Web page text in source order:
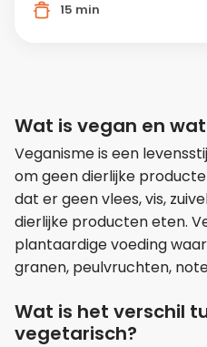
15 min
Wat is vegan en
Veganisme is een
om geen dierlijke
dat er geen vlees, vis,
dierlijke producten eten.
plantaardige voeding
granen, peulvruchten,
Wat is het verschil
vegetarisch?